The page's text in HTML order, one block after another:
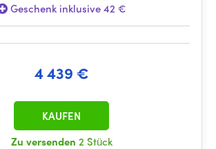
Geschenk inklusive 42 €
4 439 €
Zu versenden 2 Stück
KAUFEN